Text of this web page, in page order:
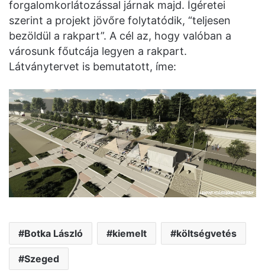
forgalomkorlátozással járnak majd. Ígéretei
szerint a projekt jövőre folytatódik, “teljesen
bezöldül a rakpart”. A cél az, hogy valóban a
városunk főutcája legyen a rakpart.
Látványtervet is bemutatott, íme:
Botka László kiemelt költségvetés
Szeged